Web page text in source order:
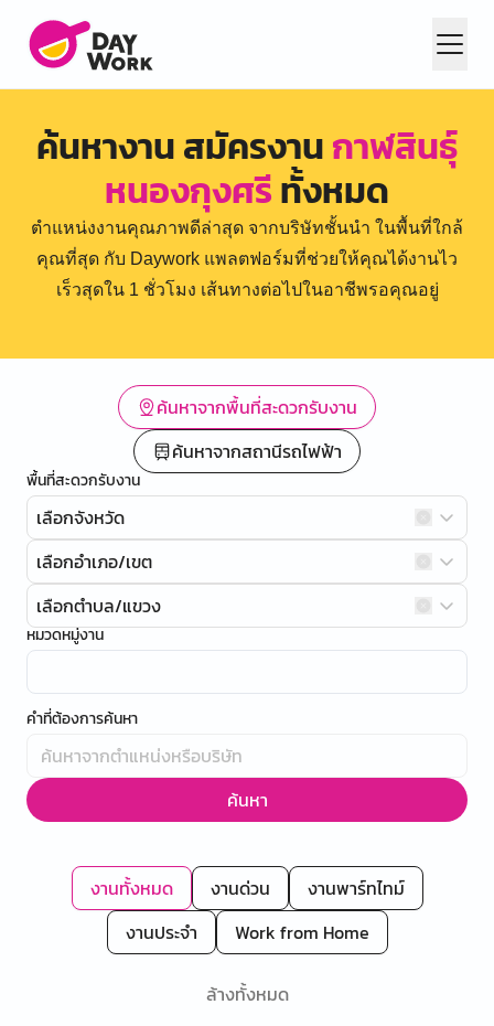
ค้นหางาน สมัครงานกาฬสินธุ์
หนองกุงศรีทั้งหมด
ตำแหน่งงานคุณภาพดีล่าสุด จากบริษัทชั้นนำ ในพื้นที่ใกล้
คุณที่สุด กับ Daywork แพลตฟอร์มที่ช่วยให้คุณได้งานไว
เร็วสุดใน 1 ชั่วโมง เส้นทางต่อไปในอาชีพรอคุณอยู่
ค้นหาจากพื้นที่สะดวกรับงาน
ค้นหาจากสถานีรถไฟฟ้า
พื้นที่สะดวกรับงาน
เลือกจังหวัด
เลือกอำเภอ/เขต
เลือกตำบล/แขวง
หมวดหมู่งาน
คำที่ต้องการค้นหา
ค้นหา
งานทั้งหมด งานด่วน
งานพาร์ทไทม์
งานประจำ
Work from Home
ล้างทั้งหมด